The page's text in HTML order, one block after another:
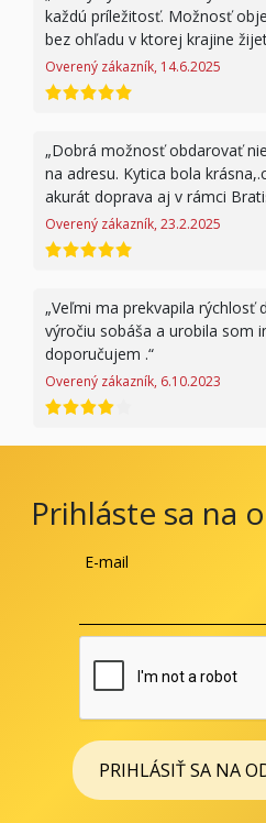
každú príležitosť. Možnosť
bez ohľadu v ktorej krajine
Overený zákazník, 14.6.2025
hodnotenie 5 z 5
Dobrá možnosť obdarovať
na adresu. Kytica bola
akurát doprava aj v rámci
Overený zákazník, 23.2.2025
hodnotenie 5 z 5
Veľmi ma prekvapila rýchlosť
výročiu sobáša a urobila som
doporučujem .
Overený zákazník, 6.10.2023
hodnotenie 4 z 5
Prihláste sa na
E-mail
PRIHLÁSIŤ SA NA